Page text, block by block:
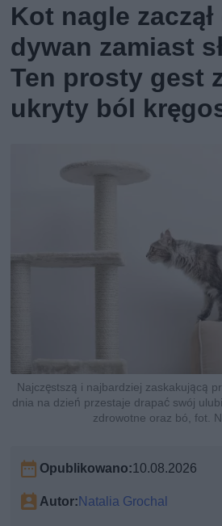
Kot nagle
dywan zamiast
Ten prosty gest
ukryty ból
Najczęstszą i najbardziej zaskakującą
dnia na dzień przestaje drapać swój
zdrowotne oraz bó, fot.
Opublikowano:10.08.2026
Autor:Natalia Grochal